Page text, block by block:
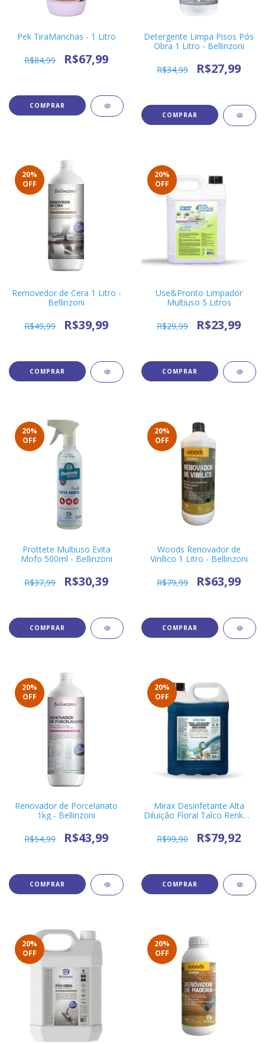
Pek TiraManchas - 1 Litro
R$84,99 R$67,99
Detergente Limpa Pisos Pós
Obra 1 Litro - Bellinzoni
R$34,99 R$27,99
20%
OFF
Removedor de Cera 1 Litro -
Bellinzoni
R$49,99 R$39,99
20%
OFF
Use&Pronto Limpador
Multiuso 5 Litros
R$29,99 R$23,99
20%
OFF
Prottete Multiuso Evita
Mofo 500ml - Bellinzoni
R$37,99 R$30,39
20%
OFF
Woods Renovador de
Vinílico 1 Litro - Bellinzoni
R$79,99 R$63,99
20%
OFF
Renovador de Porcelanato
1kg - Bellinzoni
R$54,99 R$43,99
20%
OFF
Mirax Desinfetante Alta
Diluição Floral Talco Renko -
R$99,90
R$79,92
20%
OFF
20%
OFF